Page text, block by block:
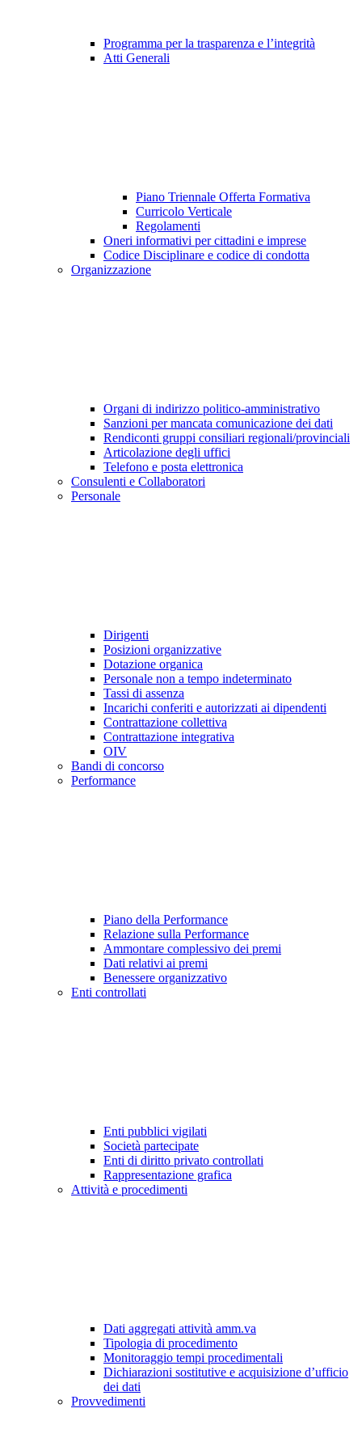
Programma per la trasparenza e l’integrità
Atti Generali
Piano Triennale Offerta Formativa
Curricolo Verticale
Regolamenti
Oneri informativi per cittadini e imprese
Codice Disciplinare e codice di condotta
Organizzazione
Organi di indirizzo politico-amministrativo
Sanzioni per mancata comunicazione dei dati
Rendiconti gruppi consiliari regionali/provinciali
Articolazione degli uffici
Telefono e posta elettronica
Consulenti e Collaboratori
Personale
Dirigenti
Posizioni organizzative
Dotazione organica
Personale non a tempo indeterminato
Tassi di assenza
Incarichi conferiti e autorizzati ai dipendenti
Contrattazione collettiva
Contrattazione integrativa
OIV
Bandi di concorso
Performance
Piano della Performance
Relazione sulla Performance
Ammontare complessivo dei premi
Dati relativi ai premi
Benessere organizzativo
Enti controllati
Enti pubblici vigilati
Società partecipate
Enti di diritto privato controllati
Rappresentazione grafica
Attività e procedimenti
Dati aggregati attività amm.va
Tipologia di procedimento
Monitoraggio tempi procedimentali
Dichiarazioni sostitutive e acquisizione d’ufficio
dei dati
Provvedimenti